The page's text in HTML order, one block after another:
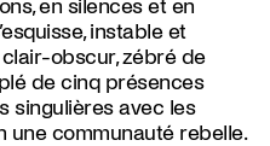
en silences et en
instable et
obscur, zébré de
de cinq présences
singulières avec les
une communauté rebelle.